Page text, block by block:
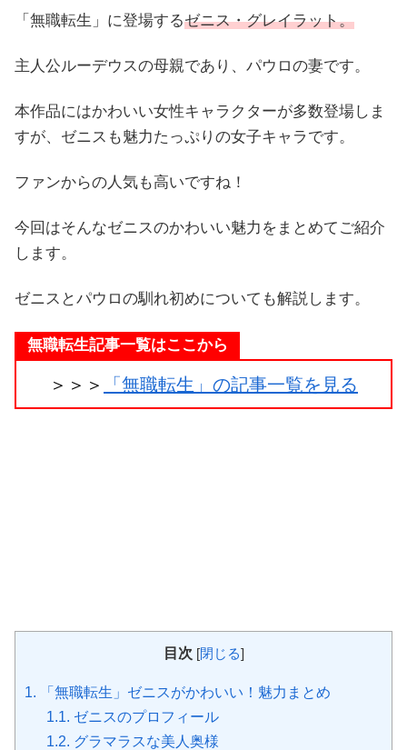
「無職転生」に登場するゼニス・グレイラット。
主人公ルーデウスの母親であり、パウロの妻です。
本作品にはかわいい女性キャラクターが多数登場しま
すが、ゼニスも魅力たっぷりの女子キャラです。
ファンからの人気も高いですね！
今回はそんなゼニスのかわいい魅力をまとめてご紹介
します。
ゼニスとパウロの馴れ初めについても解説します。
無職転生記事一覧はここから
＞＞＞ 「無職転生」の記事一覧を見る
目次 [閉じる]
1. 「無職転生」ゼニスがかわいい！魅力まとめ
1.1. ゼニスのプロフィール
1.2. グラマラスな美人奥様